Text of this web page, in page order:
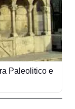
Paleolitico e